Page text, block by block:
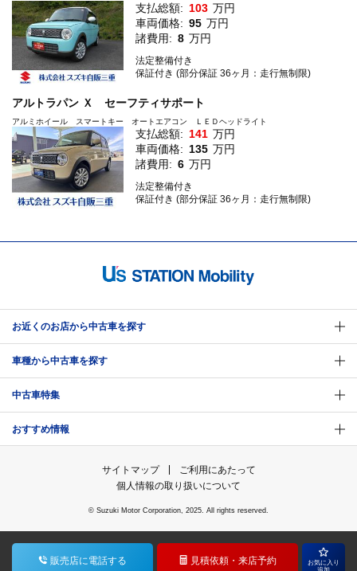
支払総額: 103 万円
車両価格: 95 万円
諸費用: 8 万円
法定整備付き
保証付き (部分保証 36ヶ月：走行無制限)
アルトラパン Ｘ セーフティサポート
アルミホイール スマートキー オートエアコン ＬＥＤヘッドライト
支払総額: 141 万円
車両価格: 135 万円
諸費用: 6 万円
法定整備付き
保証付き (部分保証 36ヶ月：走行無制限)
お近くのお店から中古車を探す
車種から中古車を探す
中古車特集
おすすめ情報
サイトマップ
ご利用にあたって
個人情報の取り扱いについて
© Suzuki Motor Corporation, 2025. All rights reserved.
販売店に電話する 見積依頼・ 来店予約
お気に入り